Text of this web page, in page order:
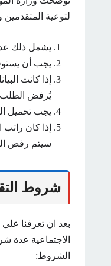
لتوعية
يشمل ذلك
يجب أن
إذا كانت
يُرفض الطلب
يجب تحميل
إذا كان
سيتم رفض
شروط
الاجتماعية عدة
الشروط: